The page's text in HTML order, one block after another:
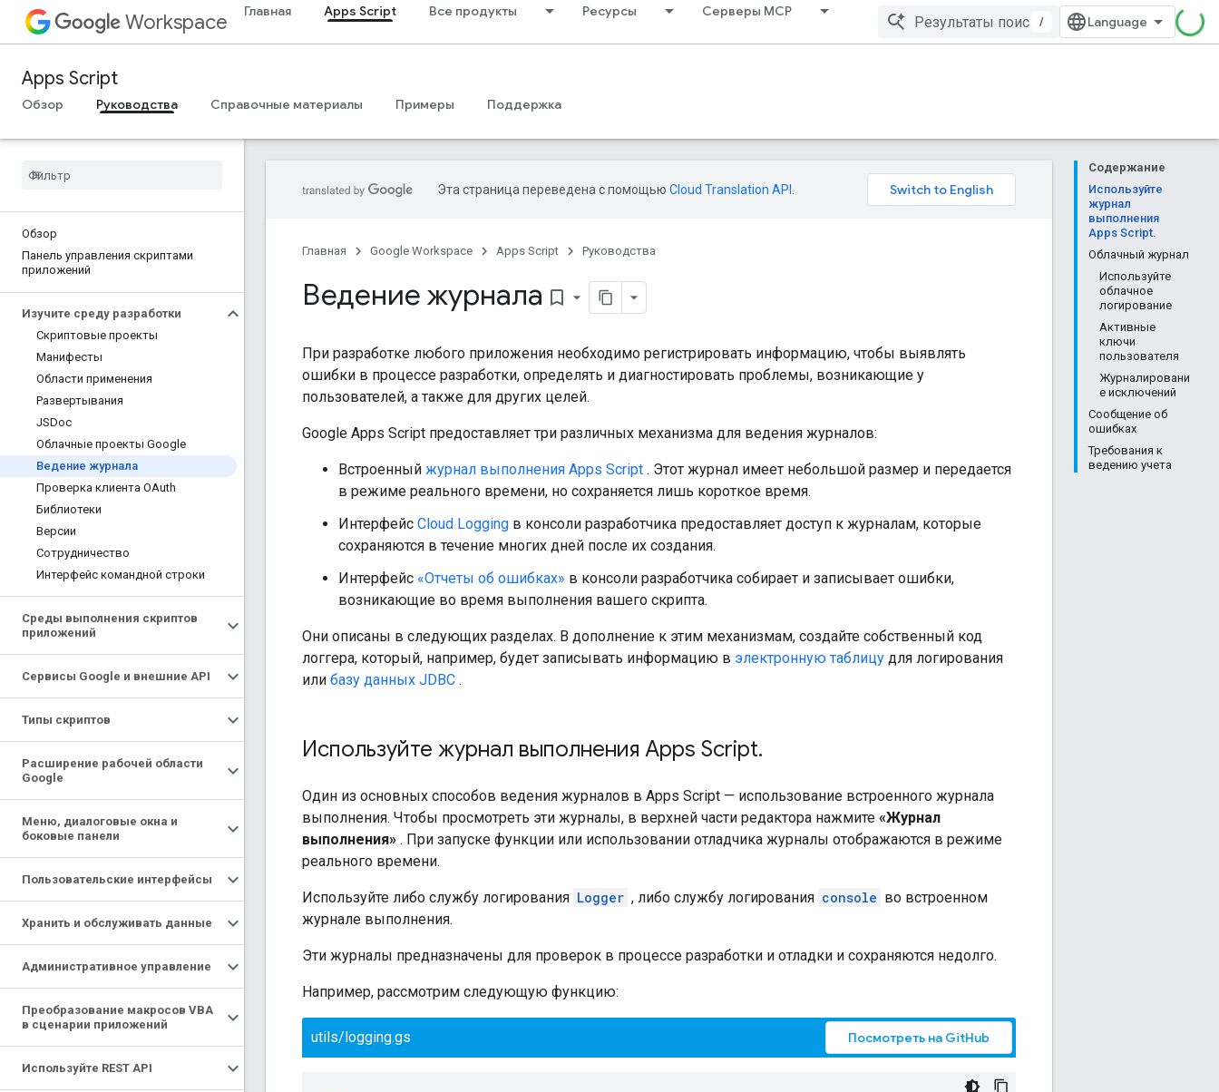
Workspace Главная Apps Script Все продукты Ресурсы Серверы MCP
/
Apps Script
Обзор Руководства Справочные материалы Примеры Поддержка
Обзор
Панель управления скриптами
приложений
Изучите среду разработки
Скриптовые проекты
Манифесты
Области применения
Развертывания
JSDoc
Облачные проекты Google
Ведение журнала
Проверка клиента OAuth
Библиотеки
Версии
Сотрудничество
Интерфейс командной строки
Среды выполнения скриптов
приложений
Сервисы Google и внешние API
Типы скриптов
Расширение рабочей области
Google
Меню, диалоговые окна и
боковые панели
Пользовательские интерфейсы
Хранить и обслуживать данные
Административное управление
Преобразование макросов VBA
в сценарии приложений
Используйте REST API
Содержание
Используйте
журнал
выполнения
Apps Script.
Облачный журнал
Используйте
облачное
логирование
Активные
ключи
пользователя
Журналировани
е исключений
Сообщение об
ошибках
Требования к
ведению учета
Эта страница переведена с помощью Cloud Translation API
Главная Google Workspace Apps Script Руководства
Ведение журнала bookmark_border
При разработке любого приложения необходимо регистрировать информацию, чтобы выявлять
ошибки в процессе разработки, определять и диагностировать проблемы, возникающие у
пользователей, а также для других целей.
Google Apps Script предоставляет три различных механизма для ведения журналов:
Встроенный журнал выполнения Apps Script . Этот журнал имеет небольшой размер и передается
в режиме реального времени, но сохраняется лишь короткое время.
Интерфейс Cloud Logging в консоли разработчика предоставляет доступ к журналам, которые
сохраняются в течение многих дней после их создания.
Интерфейс «Отчеты об ошибках» в консоли разработчика собирает и записывает ошибки,
возникающие во время выполнения вашего скрипта.
Они описаны в следующих разделах. В дополнение к этим механизмам, создайте собственный код
логгера, который, например, будет записывать информацию в электронную таблицу для логирования
или базу данных JDBC .
Используйте журнал выполнения Apps Script.
Один из основных способов ведения журналов в Apps Script — использование встроенного журнала
выполнения. Чтобы просмотреть эти журналы, в верхней части редактора нажмите «Журнал
выполнения» . При запуске функции или использовании отладчика журналы отображаются в режиме
реального времени.
Используйте либо службу логирования Logger , либо службу логирования console во встроенном
журнале выполнения.
Эти журналы предназначены для проверок в процессе разработки и отладки и сохраняются недолго.
Например, рассмотрим следующую функцию:
utils/logging.gs Посмотреть на GitHub